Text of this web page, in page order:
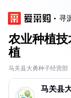
寻
农业种植
植
马关县大勇种子经营部
马关县